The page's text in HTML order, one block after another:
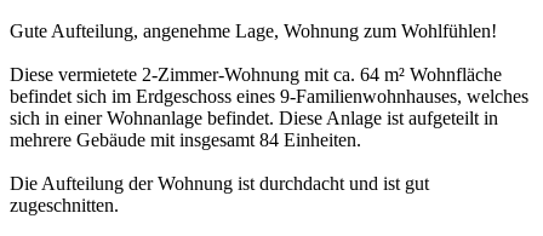
Gute Aufteilung, angenehme Lage, Wohnung zum Wohlfühlen!
Diese vermietete 2-Zimmer-Wohnung mit ca. 64 m² Wohnfläche
befindet sich im Erdgeschoss eines 9-Familienwohnhauses, welches
sich in einer Wohnanlage befindet. Diese Anlage ist aufgeteilt in
mehrere Gebäude mit insgesamt 84 Einheiten.
Die Aufteilung der Wohnung ist durchdacht und ist gut
zugeschnitten.